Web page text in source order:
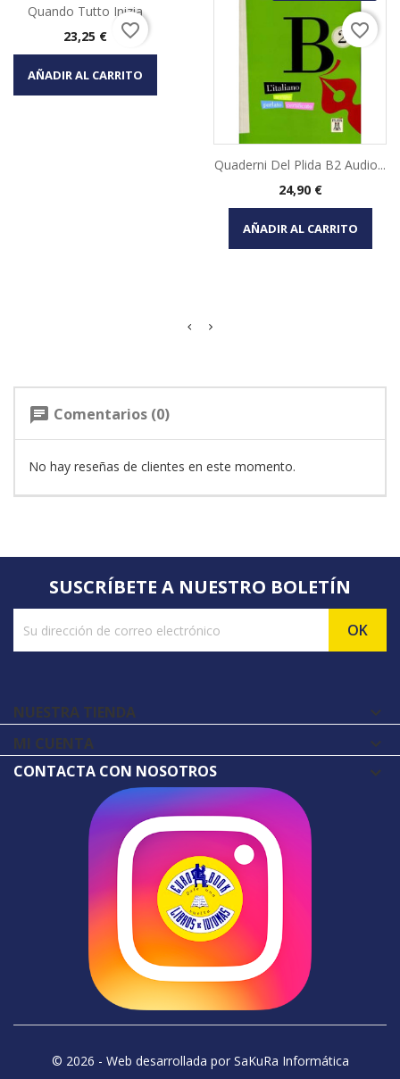
Quando Tutto Inizia
Precio
23,25 €
AÑADIR AL CARRITO
favorite_border
Quaderni Del Plida B2 Audio...
Precio
24,90 €
AÑADIR AL CARRITO
favorite_border
chat Comentarios (0)
No hay reseñas de clientes en este momento.
SUSCRÍBETE A NUESTRO BOLETÍN
NUESTRA TIENDA 
MI CUENTA 
CONTACTA CON NOSOTROS
© 2026 - Web desarrollada por SaKuRa Informática